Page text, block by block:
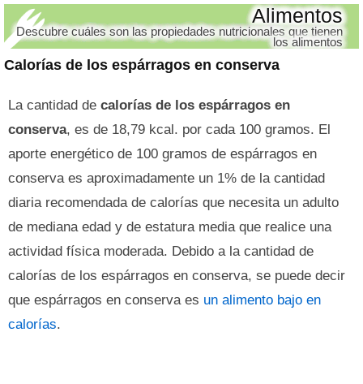
Calorías de los espárragos en conserva
Alimentos
Descubre cuáles son las propiedades nutricionales que tienen
los alimentos
La cantidad de calorías de los espárragos en
conserva, es de 18,79 kcal. por cada 100 gramos. El
aporte energético de 100 gramos de espárragos en
conserva es aproximadamente un 1% de la cantidad
diaria recomendada de calorías que necesita un adulto
de mediana edad y de estatura media que realice una
actividad física moderada. Debido a la cantidad de
calorías de los espárragos en conserva, se puede decir
que espárragos en conserva es un alimento bajo en
calorías.